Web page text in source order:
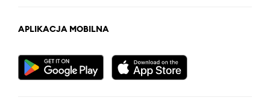
APLIKACJA MOBILNA